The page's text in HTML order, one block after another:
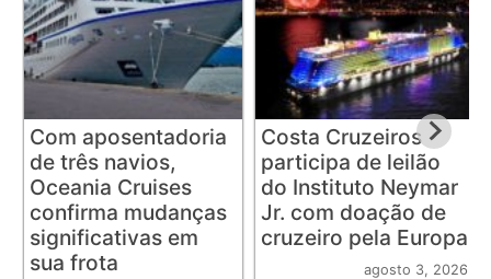
Com aposentadoria
de três navios,
Oceania Cruises
confirma mudanças
significativas em
sua frota
Costa Cruzeiros
participa de leilão
do Instituto Neymar
Jr. com doação de
cruzeiro pela Europa
agosto 3, 2026